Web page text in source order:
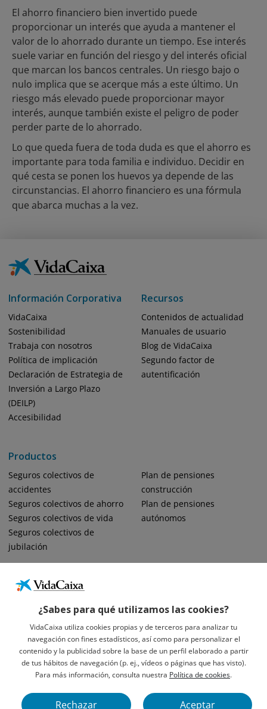
¿Sabes para qué utilizamos las cookies?
VidaCaixa utiliza cookies propias y de terceros para analizar tu
navegación con fines estadísticos, así como para personalizar el
contenido y la publicidad sobre la base de un perfil elaborado a partir
de tus hábitos de navegación (p. ej., vídeos o páginas que has visto).
Para más información, consulta nuestra Política de cookies.
Rechazar Aceptar
El ahorro financiero bien invertido puede
proporcionar un interés que ayuda a mantener el
valor de lo ahorrado durante un tiempo. Ese interés
suele variar en función del riesgo y del interés oficial
que marcan los bancos centrales. Un riesgo bajo o
nulo implica que se acerque más a este último. Un
riesgo más elevado puede proporcionar mayor
interés, aunque también existe el peligro de poder
perder parte de lo ahorrado.
Lo que queda fuera de toda duda es que el ahorro es
importante para toda familia e individuo. Decidir en
qué cesta se ponen los huevos ya depende de las
circunstancias. El ahorro financiero es una fórmula
que abarca muchas a la vez.
Información Corporativa
VidaCaixa
Sostenibilidad
Trabaja con nosotros
Política de implicación
Declaración de Estrategia de
Inversión a Largo Plazo
(DEILP)
Accesibilidad
Productos
Seguros colectivos de
accidentes
Seguros colectivos de ahorro
Seguros colectivos de vida
Seguros colectivos de
jubilación
Plan de pensiones
construcción
Plan de pensiones
autónomos
Recursos
Contenidos de actualidad
Manuales de usuario
Blog de VidaCaixa
Segundo factor de
autentificación
Informació Legal Sobre VidaCaixa, S.A.
Avís Legal
Privacidad